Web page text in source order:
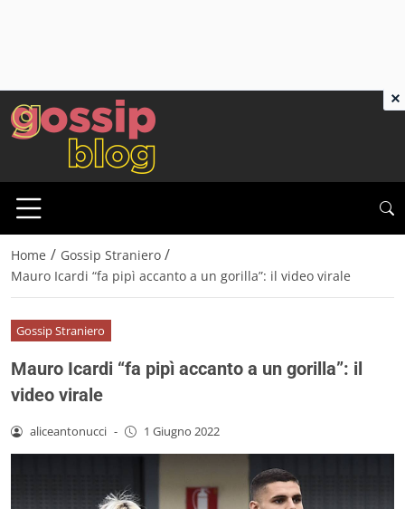
Home / Gossip Straniero /
Mauro Icardi “fa pipì accanto a un gorilla”: il video virale
Gossip Straniero
Mauro Icardi “fa pipì accanto a un gorilla”: il
video virale
aliceantonucci - 1 Giugno 2022
×